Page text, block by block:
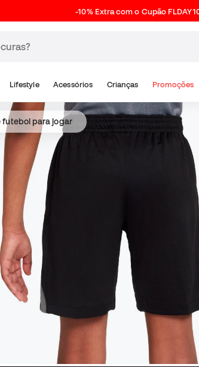
-10% Extra com o Cupão
Lifestyle Acessórios Crianças Promoções
futebol para jogar